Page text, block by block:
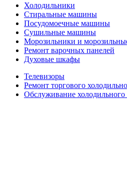
Холодильники
Стиральные машины
Посудомоечные машины
Сушильные машины
Морозильники и
Ремонт варочных панелей
Духовые шкафы
Телевизоры
Ремонт торгового
Обслуживание холодильного